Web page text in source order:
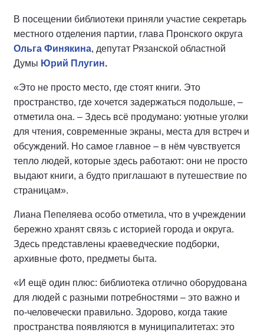
В посещении библиотеки приняли участие секретарь
местного отделения партии, глава Пронского округа
Ольга Финякина, депутат Рязанской областной
Думы Юрий Плугин.
«Это не просто место, где стоят книги. Это
пространство, где хочется задержаться подольше, –
отметила она. – Здесь всё продумано: уютные уголки
для чтения, современные экраны, места для встреч и
обсуждений. Но самое главное – в нём чувствуется
тепло людей, которые здесь работают: они не просто
выдают книги, а будто приглашают в путешествие по
страницам».
Лиана Пепеляева особо отметила, что в учреждении
бережно хранят связь с историей города и округа.
Здесь представлены краеведческие подборки,
архивные фото, предметы быта.
«И ещё один плюс: библиотека отлично оборудована
для людей с разными потребностями – это важно и
по-человечески правильно. Здорово, когда такие
пространства появляются в муниципалитетах: это